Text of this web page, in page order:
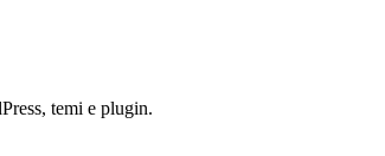
temi e plugin.